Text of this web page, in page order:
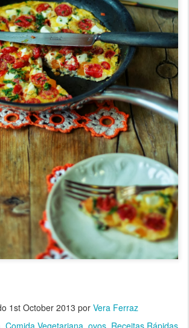
1st October 2013 por Vera Ferraz
Comida Vegetariana ovos Receitas Rápidas